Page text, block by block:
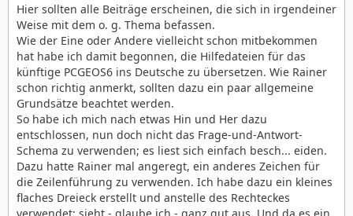
Hier sollten alle Beiträge erscheinen, die sich in irgendeiner
Weise mit dem o. g. Thema befassen.
Wie der Eine oder Andere vielleicht schon mitbekommen
hat habe ich damit begonnen, die Hilfedateien für das
künftige PCGEOS6 ins Deutsche zu übersetzen. Wie Rainer
schon richtig anmerkt, sollten dazu ein paar allgemeine
Grundsätze beachtet werden.
So habe ich mich nach etwas Hin und Her dazu
entschlossen, nun doch nicht das Frage-und-Antwort-
Schema zu verwenden; es liest sich einfach besch... eiden.
Dazu hatte Rainer mal angeregt, ein anderes Zeichen für
die Zeilenführung zu verwenden. Ich habe dazu ein kleines
flaches Dreieck erstellt und anstelle des Rechteckes